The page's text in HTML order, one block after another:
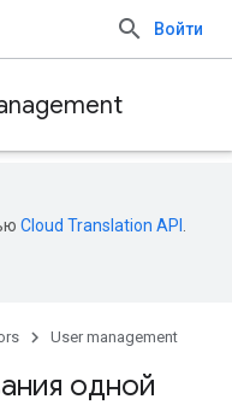
Войти
Cloud Translation API
User management
одной